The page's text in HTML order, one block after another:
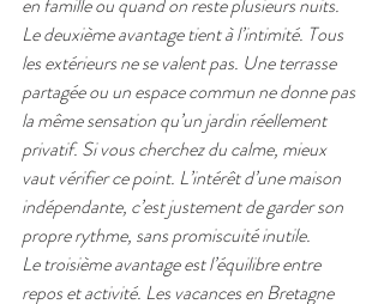
Le deuxième avantage tient à l’intimité. Tous
les extérieurs ne se valent pas. Une terrasse
partagée ou un espace commun ne donne pas
la même sensation qu’un jardin réellement
privatif. Si vous cherchez du calme, mieux
vaut vérifier ce point. L’intérêt d’une maison
indépendante, c’est justement de garder son
propre rythme, sans promiscuité inutile.
Le troisième avantage est l’équilibre entre
repos et activité. Les vacances en Bretagne